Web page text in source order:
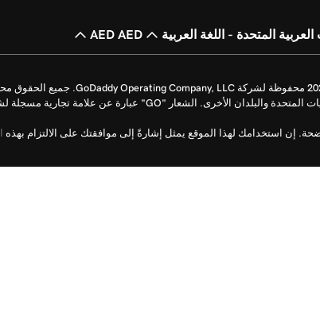
العربية المتحدة - اللغة العربية AED AED
إن استخدامك لهذا الموقع يمثل إشارةً إلى موافقتك على الالتزام بهذه